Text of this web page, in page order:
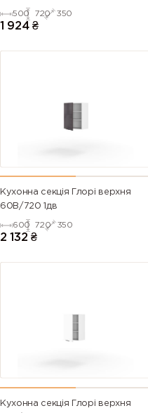
500 720 350
1 924 ₴
Кухонна секція Глорі верхня
60В/720 1дв
600 720 350
2 132 ₴
Кухонна секція Глорі верхня